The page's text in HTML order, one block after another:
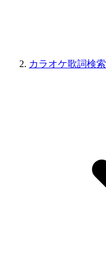
カラオケ歌詞検索